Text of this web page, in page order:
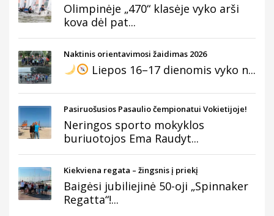
Olimpinėje „470“ klasėje vyko arši
kova dėl pat...
Naktinis orientavimosi žaidimas 2026
Liepos 16–17 dienomis vyko n...
Pasiruošusios Pasaulio čempionatui Vokietijoje!
Neringos sporto mokyklos
buriuotojos Ema Raudyt...
Kiekviena regata – žingsnis į priekį
Baigėsi jubiliejinė 50-oji „Spinnaker
Regatta“!...